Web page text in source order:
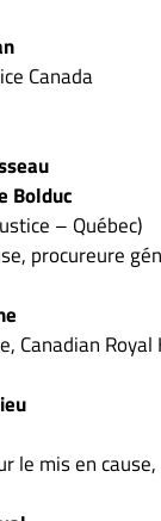
Canada
Bolduc
– Québec)
procureure
Canadian
le mis en